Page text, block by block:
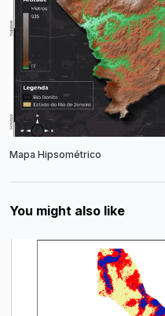
Mapa Hipsométrico
You might also like